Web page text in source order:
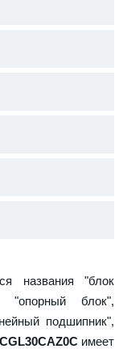
названия "блок
"опорный блок",
подшипник",
имеет